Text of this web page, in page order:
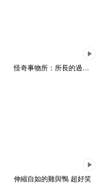
伸縮自如的雞與鴨 超好笑